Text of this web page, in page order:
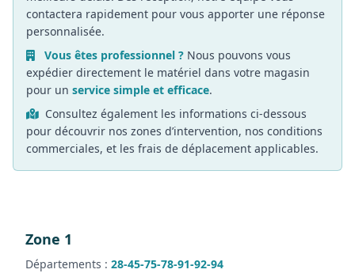
contactera rapidement pour vous apporter une réponse
personnalisée.
Vous êtes professionnel ? Nous pouvons vous
expédier directement le matériel dans votre magasin
pour un service simple et efficace.
Consultez également les informations ci-dessous
pour découvrir nos zones d’intervention, nos conditions
commerciales, et les frais de déplacement applicables.
Zone 1
Départements : 28-45-75-78-91-92-94